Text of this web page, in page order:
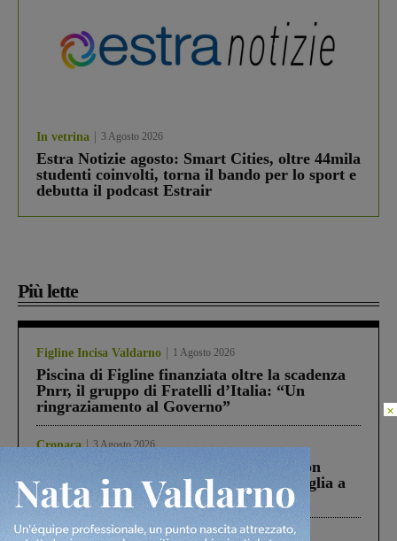
In vetrina 3 Agosto 2026
Estra Notizie agosto: Smart Cities, oltre 44mila
studenti coinvolti, torna il bando per lo sport e
debutta il podcast Estrair
Più lette
Figline Incisa Valdarno 1 Agosto 2026
Piscina di Figline finanziata oltre la scadenza
Pnrr, il gruppo di Fratelli d’Italia: “Un
ringraziamento al Governo”
Cronaca 3 Agosto 2026
Scomparso da una struttura di Castiglion
Fiorentino l’uomo che aveva ucciso la figlia a
Levane nel 2020
Cronaca 4 Agosto 2026
×